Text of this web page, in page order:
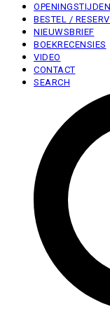
BESTEL /
NIEUWSBRIEF
BOEKRECENSIES
VIDEO
CONTACT
SEARCH